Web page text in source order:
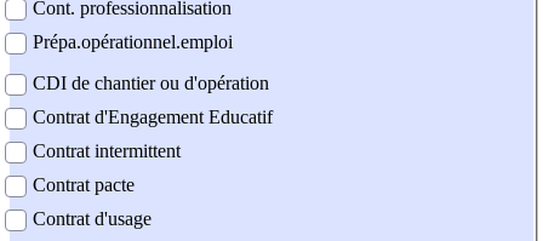
Cont. professionnalisation
Prépa.opérationnel.emploi
CDI de chantier ou d'opération
Contrat d'Engagement Educatif
Contrat intermittent
Contrat pacte
Contrat d'usage